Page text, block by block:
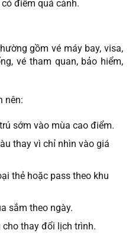
điểm quá cảnh.
gồm vé máy bay, visa,
vé tham quan, bảo hiểm,
nên:
sớm vào mùa cao điểm.
thay vì chỉ nhìn vào giá
thẻ hoặc pass theo khu
sắm theo ngày.
thay đổi lịch trình.